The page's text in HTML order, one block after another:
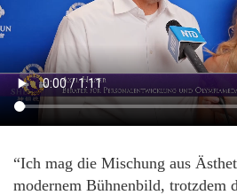
“Ich mag die Mischung aus
modernem Bühnenbild, trotzdem